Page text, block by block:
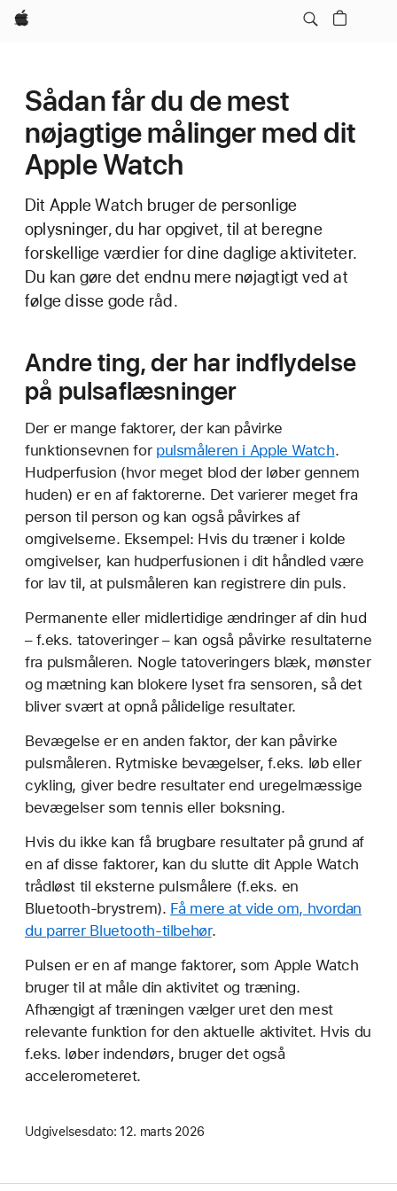
Apple
Sådan får du de mest
nøjagtige målinger med dit
Apple Watch
Dit Apple Watch bruger de personlige
oplysninger, du har opgivet, til at beregne
forskellige værdier for dine daglige aktiviteter.
Du kan gøre det endnu mere nøjagtigt ved at
følge disse gode råd.
Andre ting, der har indflydelse
på pulsaflæsninger
Der er mange faktorer, der kan påvirke
funktionsevnen for pulsmåleren i Apple Watch.
Hudperfusion (hvor meget blod der løber gennem
huden) er en af faktorerne. Det varierer meget fra
person til person og kan også påvirkes af
omgivelserne. Eksempel: Hvis du træner i kolde
omgivelser, kan hudperfusionen i dit håndled være
for lav til, at pulsmåleren kan registrere din puls.
Permanente eller midlertidige ændringer af din hud
– f.eks. tatoveringer – kan også påvirke resultaterne
fra pulsmåleren. Nogle tatoveringers blæk, mønster
og mætning kan blokere lyset fra sensoren, så det
bliver svært at opnå pålidelige resultater.
Bevægelse er en anden faktor, der kan påvirke
pulsmåleren. Rytmiske bevægelser, f.eks. løb eller
cykling, giver bedre resultater end uregelmæssige
bevægelser som tennis eller boksning.
Hvis du ikke kan få brugbare resultater på grund af
en af disse faktorer, kan du slutte dit Apple Watch
trådløst til eksterne pulsmålere (f.eks. en
Bluetooth-brystrem). Få mere at vide om, hvordan
du parrer Bluetooth-tilbehør.
Pulsen er en af mange faktorer, som Apple Watch
bruger til at måle din aktivitet og træning.
Afhængigt af træningen vælger uret den mest
relevante funktion for den aktuelle aktivitet. Hvis du
f.eks. løber indendørs, bruger det også
accelerometeret.
Udgivelsesdato: 12. marts 2026